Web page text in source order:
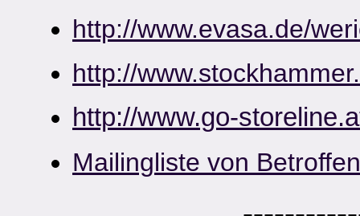
http://www.evasa.de/
http://
http://www.go-
Mailingliste von